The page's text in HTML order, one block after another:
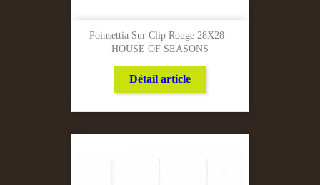
Poinsettia Sur Clip Rouge 28X28 -
HOUSE OF SEASONS
Détail article